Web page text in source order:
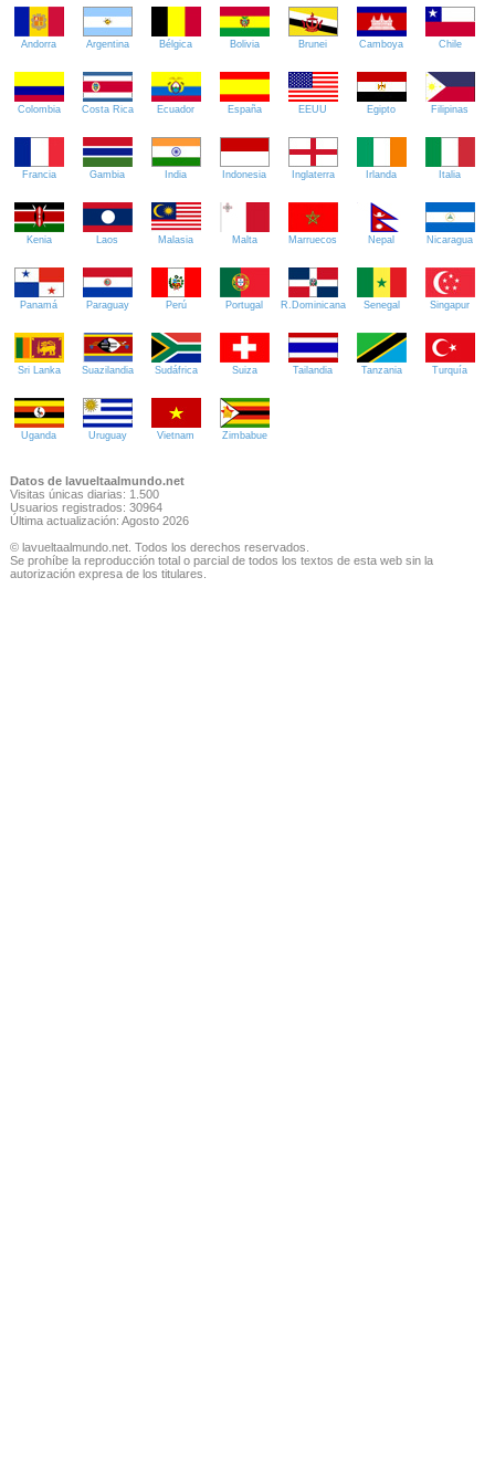
Andorra Argentina Bélgica Bolivia Brunei Camboya Chile
Colombia Costa Rica Ecuador España EEUU Egipto Filipinas
Francia Gambia India Indonesia Inglaterra Irlanda Italia
Kenia Laos Malasia Malta Marruecos Nepal Nicaragua
Panamá Paraguay Perú Portugal R.Dominicana Senegal Singapur
Sri Lanka Suazilandia Sudáfrica Suiza Tailandia Tanzania Turquía
Uganda Uruguay Vietnam Zimbabue
Datos de lavueltaalmundo.net
Visitas únicas diarias: 1.500
Usuarios registrados: 30964
Última actualización: Agosto 2026
© lavueltaalmundo.net. Todos los derechos reservados.
Se prohíbe la reproducción total o parcial de todos los textos de esta web sin la
autorización expresa de los titulares.